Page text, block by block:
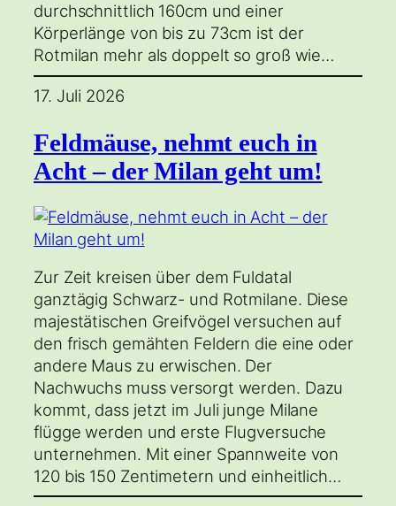
durchschnittlich 160cm und einer
Körperlänge von bis zu 73cm ist der
Rotmilan mehr als doppelt so groß wie…
17. Juli 2026
Feldmäuse, nehmt euch in
Acht – der Milan geht um!
Zur Zeit kreisen über dem Fuldatal
ganztägig Schwarz- und Rotmilane. Diese
majestätischen Greifvögel versuchen auf
den frisch gemähten Feldern die eine oder
andere Maus zu erwischen. Der
Nachwuchs muss versorgt werden. Dazu
kommt, dass jetzt im Juli junge Milane
flügge werden und erste Flugversuche
unternehmen. Mit einer Spannweite von
120 bis 150 Zentimetern und einheitlich…